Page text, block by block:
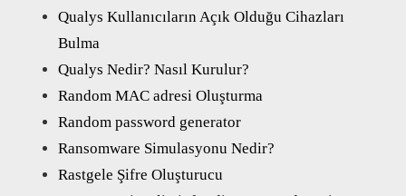
Qualys Kullanıcıların Açık Olduğu Cihazları
Bulma
Qualys Nedir? Nasıl Kurulur?
Random MAC adresi Oluşturma
Random password generator
Ransomware Simulasyonu Nedir?
Rastgele Şifre Oluşturucu